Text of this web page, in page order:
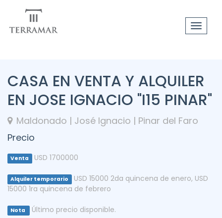
Toggle
CASA EN VENTA Y ALQUILER
EN JOSE IGNACIO "I15 PINAR"
Maldonado | José Ignacio | Pinar del Faro
Precio
Venta USD 1700000
Alquiler temporario USD 15000 2da quincena de enero, USD
15000 1ra quincena de febrero
Nota Último precio disponible.